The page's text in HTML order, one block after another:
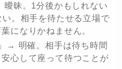
曖昧。1分後かもしれない
。相手を待たせる立場で
になりかねません。
→ 明確。相手は待ち時間
心して座って待つことが